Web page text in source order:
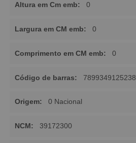
Altura em Cm emb: 0
Largura em CM emb: 0
Comprimento em CM emb: 0
Código de barras: 7899349125238
Origem: 0 Nacional
NCM: 39172300